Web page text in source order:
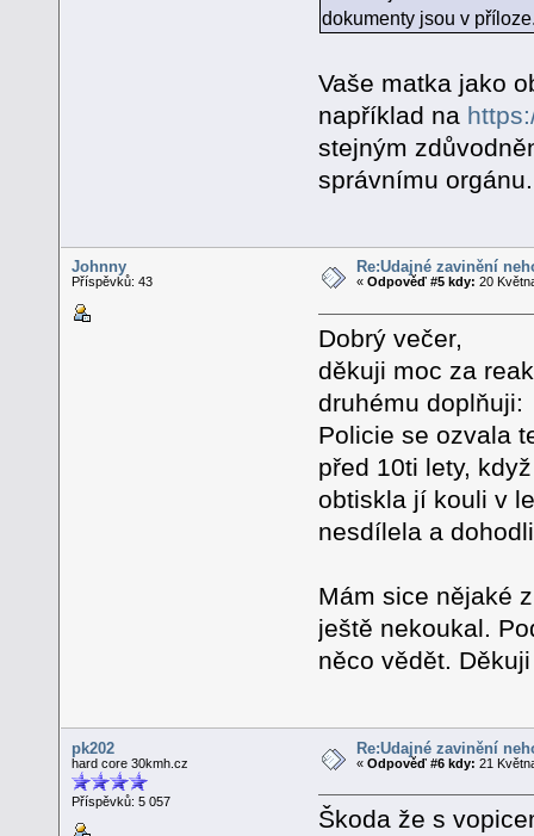
dokumenty jsou v
Vaše matka jako
například na
stejným
správnímu orgánu.
Johnny
Příspěvků: 43
Re:Údajné zavinění
«Odpověď #5 kdy: 20
Dobrý večer,
děkuji moc za
druhému doplňuji:
Policie se ozvala
před 10ti lety,
obtiskla jí kouli v
nesdílela a
Mám sice nějaké
ještě nekoukal.
něco vědět.
pk202
hard core 30kmh.cz
Příspěvků: 5 057
Re:Údajné zavinění
«Odpověď #6 kdy: 21
Škoda že s